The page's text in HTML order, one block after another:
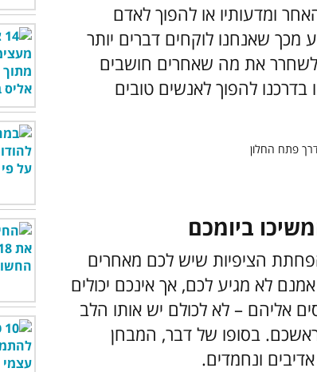
ומדעותיו או להפוך לאדם
מכך שאנחנו לוקחים דברים יותר
לשחרר את מה שאחרים חושבים
להפוך לאנשים טובים
הציפיות שיש לכם מאחרים
לא מגיע לכם, אך אינכם יכולים
אליהם – לא לכולם יש אותו הלב
בסופו של דבר, המבחן
ונחמדים.